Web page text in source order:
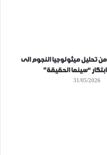
من تحليل ميثولوجيا النجوم الى
ابتكار “سينما الحقيقة”
31/05/2026